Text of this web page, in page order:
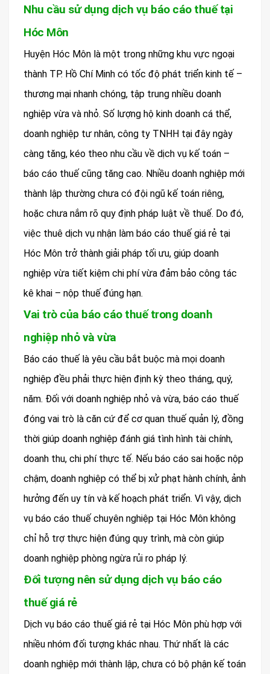
Nhu cầu sử dụng dịch vụ báo cáo thuế tại
Hóc Môn
Huyện Hóc Môn là một trong những khu vực ngoại
thành TP. Hồ Chí Minh có tốc độ phát triển kinh tế –
thương mại nhanh chóng, tập trung nhiều doanh
nghiệp vừa và nhỏ. Số lượng hộ kinh doanh cá thể,
doanh nghiệp tư nhân, công ty TNHH tại đây ngày
càng tăng, kéo theo nhu cầu về dịch vụ kế toán –
báo cáo thuế cũng tăng cao. Nhiều doanh nghiệp mới
thành lập thường chưa có đội ngũ kế toán riêng,
hoặc chưa nắm rõ quy định pháp luật về thuế. Do đó,
việc thuê dịch vụ nhận làm báo cáo thuế giá rẻ tại
Hóc Môn trở thành giải pháp tối ưu, giúp doanh
nghiệp vừa tiết kiệm chi phí vừa đảm bảo công tác
kê khai – nộp thuế đúng hạn.
Vai trò của báo cáo thuế trong doanh
nghiệp nhỏ và vừa
Báo cáo thuế là yêu cầu bắt buộc mà mọi doanh
nghiệp đều phải thực hiện định kỳ theo tháng, quý,
năm. Đối với doanh nghiệp nhỏ và vừa, báo cáo thuế
đóng vai trò là căn cứ để cơ quan thuế quản lý, đồng
thời giúp doanh nghiệp đánh giá tình hình tài chính,
doanh thu, chi phí thực tế. Nếu báo cáo sai hoặc nộp
chậm, doanh nghiệp có thể bị xử phạt hành chính, ảnh
hưởng đến uy tín và kế hoạch phát triển. Vì vậy, dịch
vụ báo cáo thuế chuyên nghiệp tại Hóc Môn không
chỉ hỗ trợ thực hiện đúng quy trình, mà còn giúp
doanh nghiệp phòng ngừa rủi ro pháp lý.
Đối tượng nên sử dụng dịch vụ báo cáo
thuế giá rẻ
Dịch vụ báo cáo thuế giá rẻ tại Hóc Môn phù hợp với
nhiều nhóm đối tượng khác nhau. Thứ nhất là các
doanh nghiệp mới thành lập, chưa có bộ phận kế toán